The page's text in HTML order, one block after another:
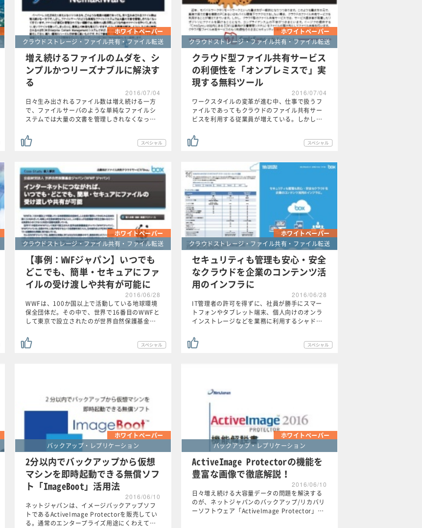
この条件で検索する
ホワイトペーパー
クラウドストレージ・ファイル共有・ファイル転送
増え続けるファイルのムダを、シ
ンプルかつリーズナブルに解決す
る
2016/07/04
日々生み出されるファイル数は増え続ける一方
で、ファイルサーバのような単純なファイルシ
ステムでは大量の文書を管理しきれなくなっ…
ホワイトペーパー
クラウドストレージ・ファイル共有・ファイル転送
クラウド型ファイル共有サービス
の利便性を「オンプレミスで」実
現する無料ツール
2016/07/04
ワークスタイルの変革が進む中、仕事で扱うフ
ァイルであってもクラウドのファイル共有サー
ビスを利用する従業員が増えている。しかし…
ホワイトペーパー
クラウドストレージ・ファイル共有・ファイル転送
【事例：WWFジャパン】いつでも
どこでも、簡単・セキュアにファ
イルの受け渡しや共有が可能に
2016/06/28
WWFは、100か国以上で活動している地球環境
保全団体だ。その中で、世界で16番目のWWFと
して東京で設立されたのが世界自然保護基金…
ホワイトペーパー
クラウドストレージ・ファイル共有・ファイル転送
セキュリティも管理も安心・安全
なクラウドを企業のコンテンツ活
用のインフラに
2016/06/28
IT管理者の許可を得ずに、社員が勝手にスマー
トフォンやタブレット端末、個人向けのオンラ
インストレージなどを業務に利用するシャド…
ホワイトペーパー
バックアップ・レプリケーション
2分以内でバックアップから仮想
マシンを即時起動できる無償ソフ
ト「ImageBoot」活用法
2016/06/10
ネットジャパンは、イメージバックアップソフ
トであるActiveImage Protectorを販売してい
る。通常のエンタープライズ用途にくわえて…
ホワイトペーパー
バックアップ・レプリケーション
ActiveImage Protectorの機能を
豊富な画像で徹底解説！
2016/06/10
日々増え続ける大容量データの問題を解決する
のが、ネットジャパンのバックアップ/リカバリ
ーソフトウェア「ActiveImage Protector」…